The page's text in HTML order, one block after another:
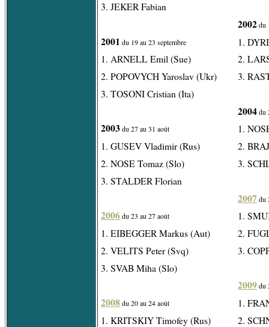
3. JEKER Fabian
2001 du 19 au 23 septembre
1. ARNELL Emil (Sue)
2. POPOVYCH Yaroslav (Ukr)
3. TOSONI Cristian (Ita)
2003 du 27 au 31 août
1. GUSEV Vladimir (Rus)
2. NOSE Tomaz (Slo)
3. STALDER Florian
2006 du 23 au 27 août
1. EIBEGGER Markus (Aut)
2. VELITS Peter (Svq)
3. SVAB Miha (Slo)
2008 du 20 au 24 août
1. KRITSKIY Timofey (Rus)
2002 du
1.
2.
3.
2004 du
1.
2.
3.
2007 du
1.
2.
3.
2009 du
1.
2.